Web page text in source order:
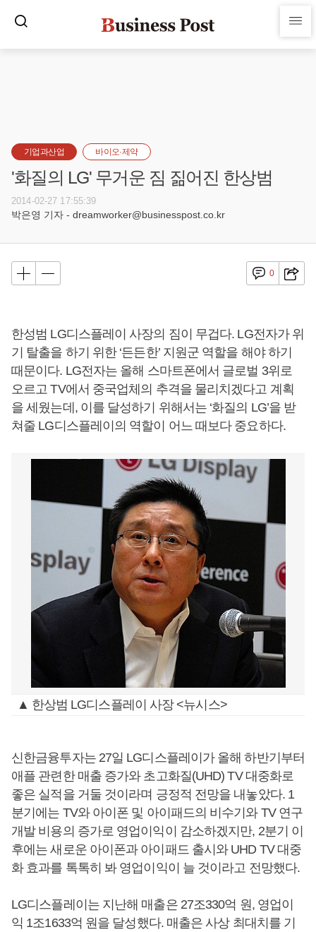
기업과산업 바이오·제약
'화질의 LG' 무거운 짐 짊어진 한상범
2014-02-27 17:55:39
박은영 기자 - dreamworker@businesspost.co.kr
0
한성범 LG디스플레이 사장의 짐이 무겁다. LG전자가 위
기 탈출을 하기 위한 ‘든든한’ 지원군 역할을 해야 하기
때문이다. LG전자는 올해 스마트폰에서 글로벌 3위로
오르고 TV에서 중국업체의 추격을 물리치겠다고 계획
을 세웠는데, 이를 달성하기 위해서는 ‘화질의 LG’을 받
쳐줄 LG디스플레이의 역할이 어느 때보다 중요하다.
▲ 한상범 LG디스플레이 사장 <뉴시스>
신한금융투자는 27일 LG디스플레이가 올해 하반기부터
애플 관련한 매출 증가와 초고화질(UHD) TV 대중화로
좋은 실적을 거둘 것이라며 긍정적 전망을 내놓았다. 1
분기에는 TV와 아이폰 및 아이패드의 비수기와 TV 연구
개발 비용의 증가로 영업이익이 감소하겠지만, 2분기 이
후에는 새로운 아이폰과 아이패드 출시와 UHD TV 대중
화 효과를 톡톡히 봐 영업이익이 늘 것이라고 전망했다.
LG디스플레이는 지난해 매출은 27조330억 원, 영업이
익 1조1633억 원을 달성했다. 매출은 사상 최대치를 기